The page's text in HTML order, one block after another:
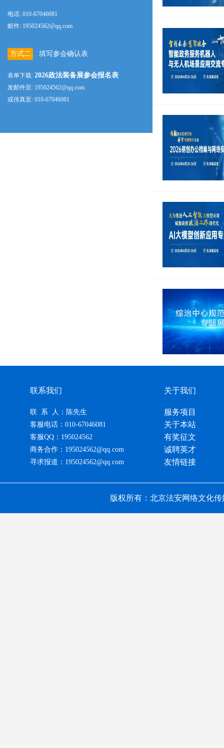
电话: 010-67046081
邮件: 195024562@qq.com
方式二 填写参会确认表
表单下载: 2026政法装备展参会报名表
发邮件至: 195024562@qq.com
或传真至: 010-67046081
联系我们
联 系 人：陈先生
客服电话：010-67046081
客服QQ：195024562
商务合作：195024562@qq.com
寻求报道：195024562@qq.com
关于我们
服务项目
关于本站
有奖征文
诚聘英才
友情链接
版权所有：北京法安网络文化